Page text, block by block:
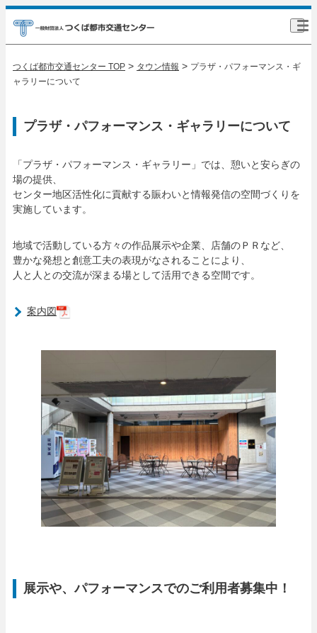
つくば都市交通センター TOP > タウン情報 > プラザ・パフォーマンス・ギ
ャラリーについて
プラザ・パフォーマンス・ギャラリーについて
「プラザ・パフォーマンス・ギャラリー」では、憩いと安らぎの
場の提供、
センター地区活性化に貢献する賑わいと情報発信の空間づくりを
実施しています。
地域で活動している方々の作品展示や企業、店舗のＰＲなど、
豊かな発想と創意工夫の表現がなされることにより、
人と人との交流が深まる場として活用できる空間です。
案内図
展示や、パフォーマンスでのご利用者募集中！